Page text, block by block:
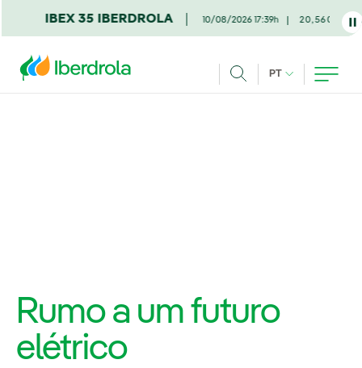
IBERDROLA 10/08/2026 17:39h 20,560€ -0,67%
PT IDIOMA ATUAL,
Rumo a um futuro
elétrico